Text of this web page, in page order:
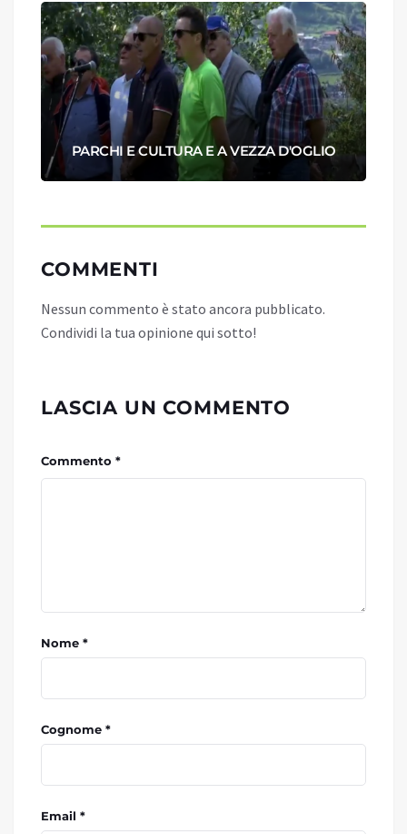
PARCHI E CULTURA E A VEZZA D'OGLIO
COMMENTI
Nessun commento è stato ancora pubblicato.
Condividi la tua opinione qui sotto!
LASCIA UN COMMENTO
Commento *
Nome *
Cognome *
Email *